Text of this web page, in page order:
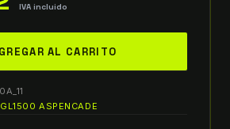
IVA incluido
AL CARRITO
ASPENCADE